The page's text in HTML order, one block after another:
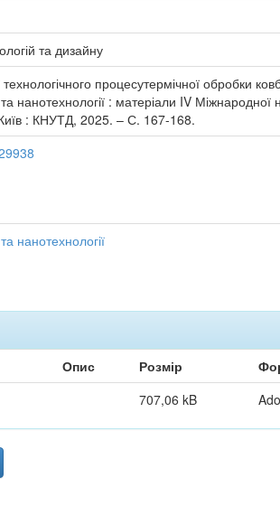
та дизайну
процесутермічної обробки
нанотехнології : матеріали IV
Київ : КНУТД, 2025. – С. 167-168.
нанотехнології
Опис Розмір
707,06 kB